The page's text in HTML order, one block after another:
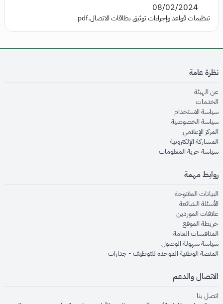
08/02/2024
تنظيمات قواعد وإجراءات توثيق بطاقات الاتصال.pdf
نظرة عامة
عن الهيئةopens in new window
الخدماتopens in new window
سياسة الاستخدام
سياسة الخصوصيةopens in new window
المركز الإعلاميopens in new window
المشاركة الإلكترونيةopens in new window
سياسة حرية المعلوماتopens in new window
روابط مهمة
البيانات المفتوحةopens in new window
الأسئلة الشائعةopens in new window
علاقات الموردينopens in new window
خريطة الموقعopens in new window
المنافسات العامةopens in new window
سياسة سهولة الوصولopens in new window
المنصة الوطنية الموحدة للتوظيف - جداراتopens in new window
الاتصال والدعم
اتصل بنا